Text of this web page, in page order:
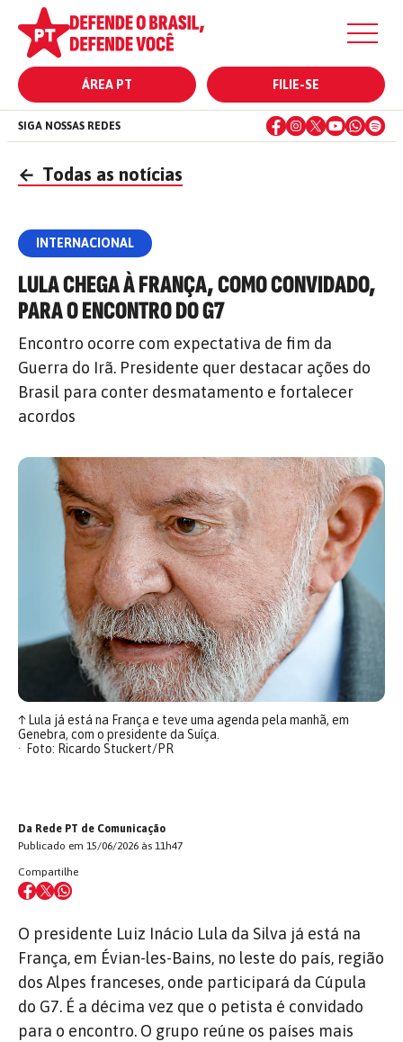
ÁREA PT FILIE-SE
SIGA NOSSAS REDES
← Todas as notícias
INTERNACIONAL
LULA CHEGA À FRANÇA, COMO CONVIDADO,
PARA O ENCONTRO DO G7
Encontro ocorre com expectativa de fim da
Guerra do Irã. Presidente quer destacar ações do
Brasil para conter desmatamento e fortalecer
acordos
↑Lula já está na França e teve uma agenda pela manhã, em
Genebra, com o presidente da Suíça.
Foto: Ricardo Stuckert/PR
Da Rede PT de Comunicação
Publicado em 15/06/2026 às 11h47
Compartilhe
O presidente Luiz Inácio Lula da Silva já está na
França, em Évian-les-Bains, no leste do país, região
dos Alpes franceses, onde participará da Cúpula
do G7. É a décima vez que o petista é convidado
para o encontro. O grupo reúne os países mais